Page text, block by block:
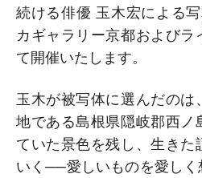
続ける俳優 玉木宏による
カギャラリー京都およびラ
て開催いたします。
玉木が被写体に選んだのは
地である島根県隠岐郡西ノ
ていた景色を残し、生き
いく──愛しいものを愛しく